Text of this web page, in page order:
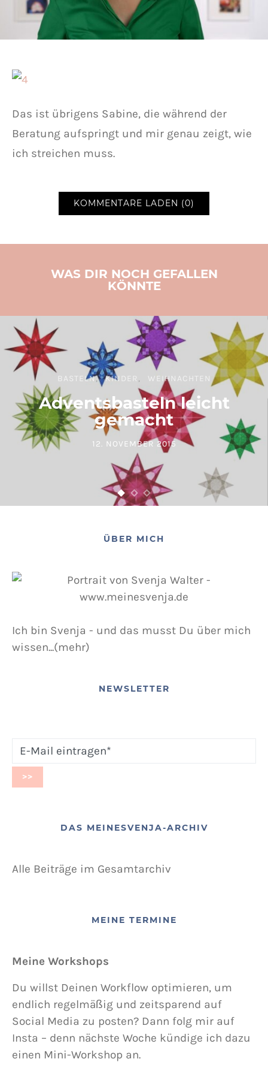
Das ist übrigens Sabine, die während der
Beratung aufspringt und mir genau zeigt, wie
ich streichen muss.
KOMMENTARE LADEN (0)
WAS DIR NOCH GEFALLEN
KÖNNTE
BASTELN KINDER WEIHNACHTEN
Adventsbasteln leicht
gemacht
POSTED ON
12. NOVEMBER 2015
ÜBER MICH
Ich bin Svenja - und das musst Du über mich
wissen...(mehr)
NEWSLETTER
DAS MEINESVENJA-ARCHIV
Alle Beiträge im Gesamtarchiv
MEINE TERMINE
Meine Workshops
Du willst Deinen Workflow optimieren, um
endlich regelmäßig und zeitsparend auf
Social Media zu posten? Dann folg mir auf
Insta – denn nächste Woche kündige ich dazu
einen Mini-Workshop an.